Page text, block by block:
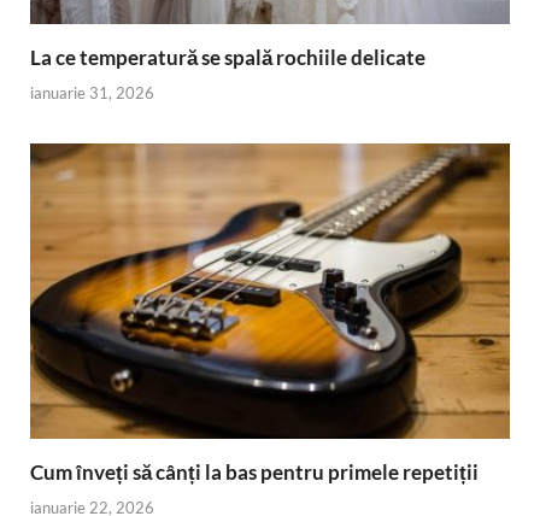
La ce temperatură se spală rochiile delicate
ianuarie 31, 2026
Cum înveți să cânți la bas pentru primele repetiții
ianuarie 22, 2026